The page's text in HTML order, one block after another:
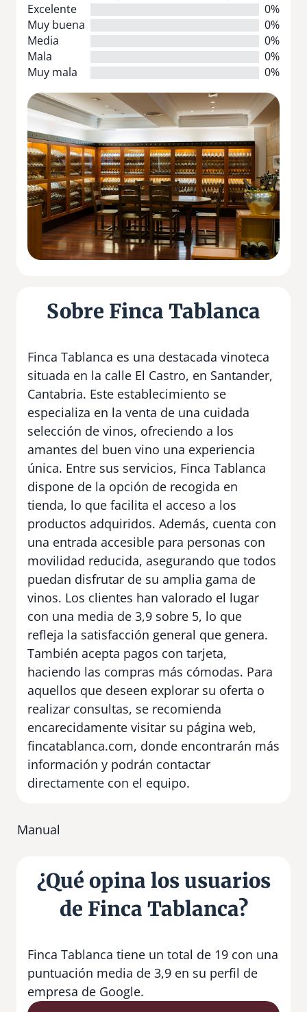
Excelente
0%
Muy buena
0%
Media
0%
Mala
0%
Muy mala
0%
Sobre Finca Tablanca
Finca Tablanca es una destacada vinoteca
situada en la calle El Castro, en Santander,
Cantabria. Este establecimiento se
especializa en la venta de una cuidada
selección de vinos, ofreciendo a los
amantes del buen vino una experiencia
única. Entre sus servicios, Finca Tablanca
dispone de la opción de recogida en
tienda, lo que facilita el acceso a los
productos adquiridos. Además, cuenta con
una entrada accesible para personas con
movilidad reducida, asegurando que todos
puedan disfrutar de su amplia gama de
vinos. Los clientes han valorado el lugar
con una media de 3,9 sobre 5, lo que
refleja la satisfacción general que genera.
También acepta pagos con tarjeta,
haciendo las compras más cómodas. Para
aquellos que deseen explorar su oferta o
realizar consultas, se recomienda
encarecidamente visitar su página web,
fincatablanca.com, donde encontrarán más
información y podrán contactar
directamente con el equipo.
Manual
¿Qué opina los usuarios
de Finca Tablanca?
Finca Tablanca tiene un total de 19 con una
puntuación media de 3,9 en su perfil de
empresa de Google.